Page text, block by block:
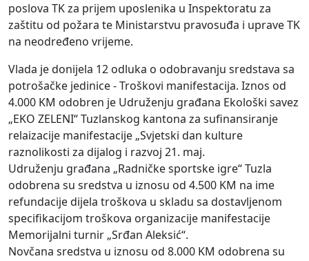
poslova TK za prijem uposlenika u Inspektoratu za
zaštitu od požara te Ministarstvu pravosuđa i uprave TK
na neodređeno vrijeme.
Vlada je donijela 12 odluka o odobravanju sredstava sa
potrošačke jedinice - Troškovi manifestacija. Iznos od
4.000 KM odobren je Udruženju građana Ekološki savez
„EKO ZELENI“ Tuzlanskog kantona za sufinansiranje
relaizacije manifestacije „Svjetski dan kulture
raznolikosti za dijalog i razvoj 21. maj.
Udruženju građana „Radničke sportske igre“ Tuzla
odobrena su sredstva u iznosu od 4.500 KM na ime
refundacije dijela troškova u skladu sa dostavljenom
specifikacijom troškova organizacije manifestacije
Memorijalni turnir „Srđan Aleksić“.
Novčana sredstva u iznosu od 8.000 KM odobrena su